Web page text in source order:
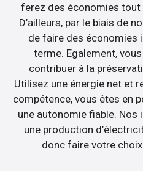
ferez des économies tout
D’ailleurs, par le biais de
de faire des économies
terme. Egalement,
contribuer à la
Utilisez une énergie net et
compétence, vous êtes en
une autonomie fiable.
une production
donc faire votre